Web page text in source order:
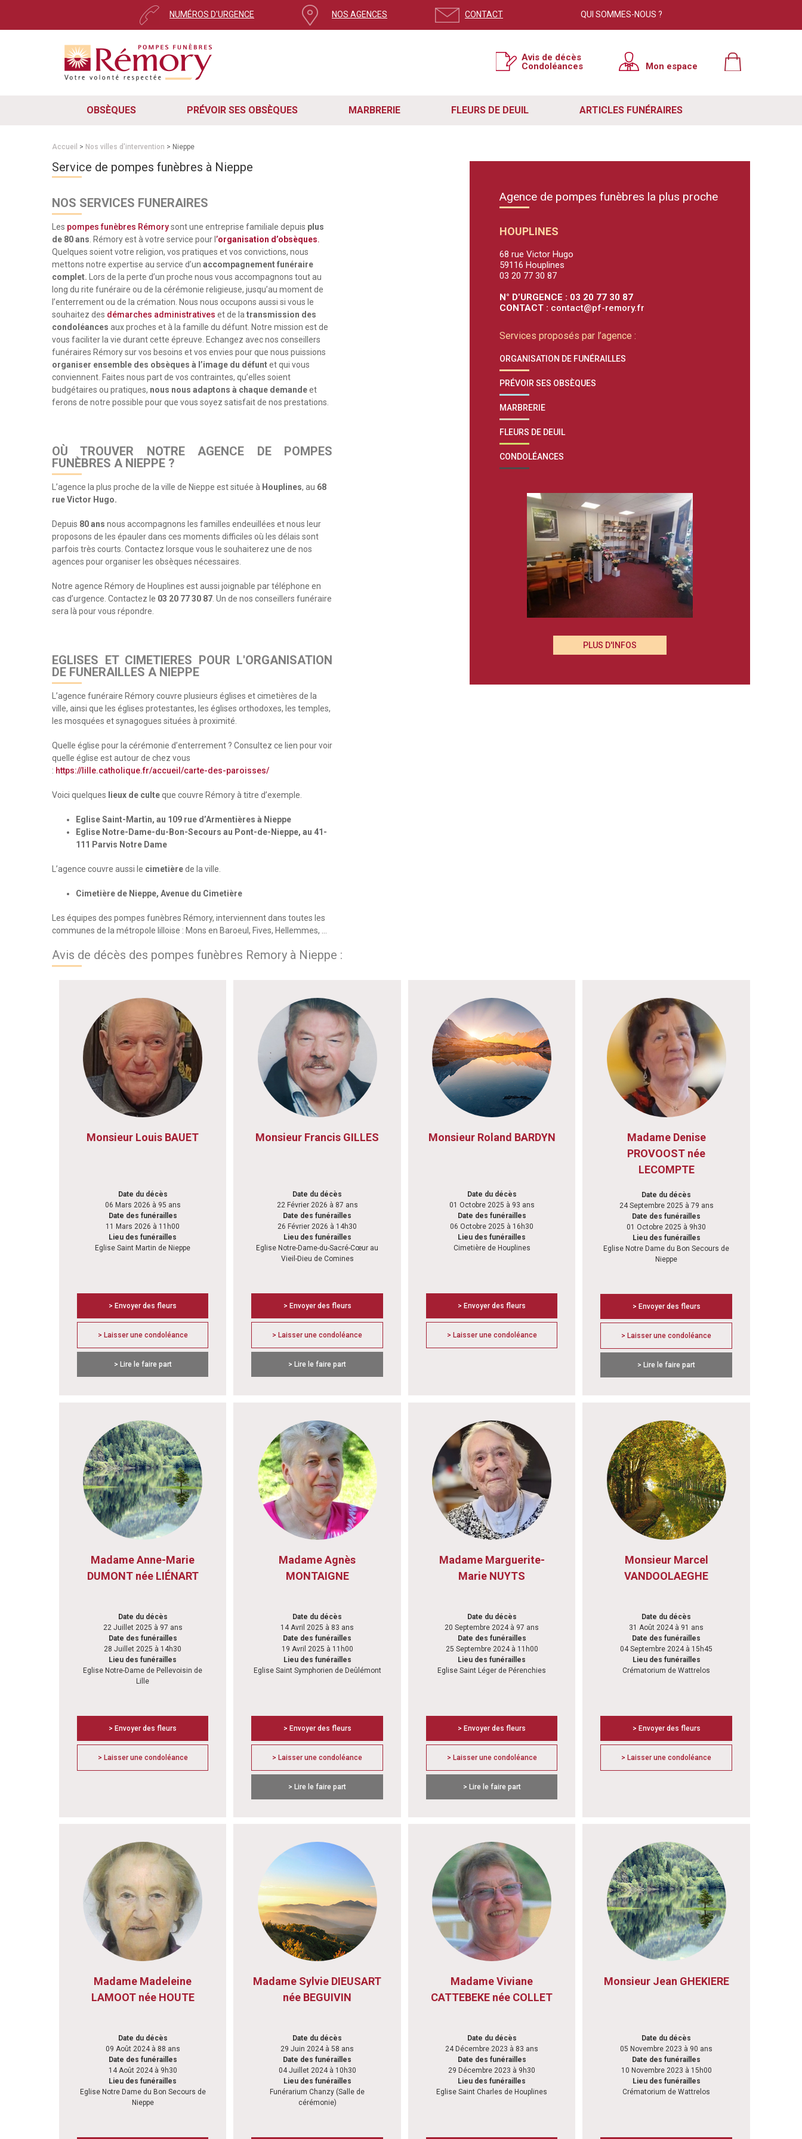
NUMÉROS D'URGENCE NOS AGENCES CONTACT QUI SOMMES-NOUS ?
Avis de décès
Condoléances
Mon espace
OBSÈQUES PRÉVOIR SES OBSÈQUES MARBRERIE FLEURS DE DEUIL ARTICLES FUNÉRAIRES
Accueil > Nos villes d'intervention > Nieppe
Service de pompes funèbres à Nieppe
NOS SERVICES FUNERAIRES
Les pompes funèbres Rémorysont une entreprise familiale depuis plus
de 80 ans . Rémory est à votre service pour l ’organisation d’obsèques.
Quelques soient votre religion, vos pratiques et vos convictions, nous
mettons notre expertise au service d’un accompagnement funéraire
complet. Lors de la perte d’un proche nous vous accompagnons tout au
long du rite funéraire ou de la cérémonie religieuse, jusqu’au moment de
l’enterrement ou de la crémation. Nous nous occupons aussi si vous le
souhaitez des démarches administratives et de la transmission des
condoléances aux proches et à la famille du défunt. Notre mission est de
vous faciliter la vie durant cette épreuve. Echangez avec nos conseillers
funéraires Rémory sur vos besoins et vos envies pour que nous puissions
organiser ensemble des obsèques à l’image du défuntet qui vous
conviennent. Faites nous part de vos contraintes, qu’elles soient
budgétaires ou pratiques, nous nous adaptons à chaque demandeet
ferons de notre possible pour que vous soyez satisfait de nos prestations.
OÙ TROUVER NOTRE AGENCE DE POMPES
FUNÈBRES A NIEPPE ?
L’agence la plus proche de la ville de Nieppe est située à Houplines, au 68
rue Victor Hugo.
Depuis 80 ans nous accompagnons les familles endeuillées et nous leur
proposons de les épauler dans ces moments difficiles où les délais sont
parfois très courts. Contactez lorsque vous le souhaiterez une de nos
agences pour organiser les obsèques nécessaires.
Notre agence Rémory de Houplines est aussi joignable par téléphone en
cas d’urgence. Contactez le 03 20 77 30 87 . Un de nos conseillers funéraire
sera là pour vous répondre.
EGLISES ET CIMETIERES POUR L'ORGANISATION
DE FUNERAILLES A NIEPPE
L’agence funéraire Rémory couvre plusieurs églises et cimetières de la
ville, ainsi que les églises protestantes, les églises orthodoxes, les temples,
les mosquées et synagogues situées à proximité.
Quelle église pour la cérémonie d’enterrement ? Consultez ce lien pour voir
quelle église est autour de chez vous
: https://lille.catholique.fr/accueil/carte-des-paroisses/
Voici quelques lieux de culteque couvre Rémory à titre d’exemple.
Eglise Saint-Martin, au 109 rue d’Armentières à Nieppe
Eglise Notre-Dame-du-Bon-Secours au Pont-de-Nieppe, au 41-
111 Parvis Notre Dame
L’agence couvre aussi le cimetièrede la ville.
Cimetière de Nieppe, Avenue du Cimetière
Les équipes des pompes funèbres Rémory, interviennent dans toutes les
communes de la métropole lilloise : Mons en Baroeul, Fives, Hellemmes, …
Agence de pompes funèbres la plus proche
HOUPLINES
68 rue Victor Hugo
59116 Houplines
03 20 77 30 87
N° D’URGENCE : 03 20 77 30 87
CONTACT : contact@pf-remory.fr
Services proposés par l’agence :
ORGANISATION DE FUNÉRAILLES
PRÉVOIR SES OBSÈQUES
MARBRERIE
FLEURS DE DEUIL
CONDOLÉANCES
PLUS D'INFOS
Avis de décès des pompes funèbres Remory à Nieppe :
Monsieur Louis BAUET
Date du décès
06 Mars 2026 à 95 ans
Date des funérailles
11 Mars 2026 à 11h00
Lieu des funérailles
Eglise Saint Martin de Nieppe
> Envoyer des fleurs
> Laisser une condoléance
> Lire le faire part
Monsieur Francis GILLES
Date du décès
22 Février 2026 à 87 ans
Date des funérailles
26 Février 2026 à 14h30
Lieu des funérailles
Eglise Notre-Dame-du-Sacré-Cœur au
Vieil-Dieu de Comines
> Envoyer des fleurs
> Laisser une condoléance
> Lire le faire part
Monsieur Roland BARDYN
Date du décès
01 Octobre 2025 à 93 ans
Date des funérailles
06 Octobre 2025 à 16h30
Lieu des funérailles
Cimetière de Houplines
> Envoyer des fleurs
> Laisser une condoléance
Madame Denise
PROVOOST née
LECOMPTE
Date du décès
24 Septembre 2025 à 79 ans
Date des funérailles
01 Octobre 2025 à 9h30
Lieu des funérailles
Eglise Notre Dame du Bon Secours de
Nieppe
> Envoyer des fleurs
> Laisser une condoléance
> Lire le faire part
Madame Anne-Marie
DUMONT née LIÉNART
Date du décès
22 Juillet 2025 à 97 ans
Date des funérailles
28 Juillet 2025 à 14h30
Lieu des funérailles
Eglise Notre-Dame de Pellevoisin de
Lille
> Envoyer des fleurs
> Laisser une condoléance
Madame Agnès
MONTAIGNE
Date du décès
14 Avril 2025 à 83 ans
Date des funérailles
19 Avril 2025 à 11h00
Lieu des funérailles
Eglise Saint Symphorien de Deûlémont
> Envoyer des fleurs
> Laisser une condoléance
> Lire le faire part
Madame Marguerite-
Marie NUYTS
Date du décès
20 Septembre 2024 à 97 ans
Date des funérailles
25 Septembre 2024 à 11h00
Lieu des funérailles
Eglise Saint Léger de Pérenchies
> Envoyer des fleurs
> Laisser une condoléance
> Lire le faire part
Monsieur Marcel
VANDOOLAEGHE
Date du décès
31 Août 2024 à 91 ans
Date des funérailles
04 Septembre 2024 à 15h45
Lieu des funérailles
Crématorium de Wattrelos
> Envoyer des fleurs
> Laisser une condoléance
Madame Madeleine
LAMOOT née HOUTE
Date du décès
09 Août 2024 à 88 ans
Date des funérailles
14 Août 2024 à 9h30
Lieu des funérailles
Eglise Notre Dame du Bon Secours de
Nieppe
Madame Sylvie DIEUSART
née BEGUIVIN
Date du décès
29 Juin 2024 à 58 ans
Date des funérailles
04 Juillet 2024 à 10h30
Lieu des funérailles
Funérarium Chanzy (Salle de
cérémonie)
Madame Viviane
CATTEBEKE née COLLET
Date du décès
24 Décembre 2023 à 83 ans
Date des funérailles
29 Décembre 2023 à 9h30
Lieu des funérailles
Eglise Saint Charles de Houplines
Monsieur Jean GHEKIERE
Date du décès
05 Novembre 2023 à 90 ans
Date des funérailles
10 Novembre 2023 à 15h00
Lieu des funérailles
Crématorium de Wattrelos